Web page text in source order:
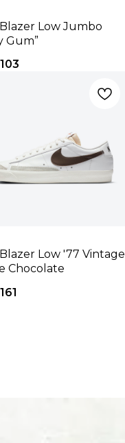
Low Jumbo
Gum”
103
Low '77 Vintage
Chocolate
161